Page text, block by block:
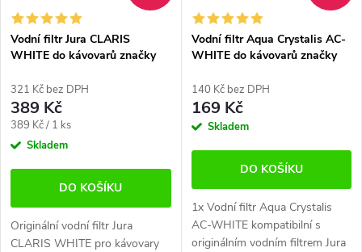
Vodní filtr Jura CLARIS
WHITE do kávovarů značky
321 Kč bez DPH
389 Kč
Měrná
cena:
389 Kč / 1 ks
Skladem
DO KOŠÍKU
Originální vodní filtr Jura
CLARIS WHITE pro kávovary
Vodní filtr Aqua Crystalis AC-
WHITE do kávovarů značky
White)
140 Kč bez DPH
169 Kč
Skladem
DO KOŠÍKU
1x Vodní filtr Aqua Crystalis
AC-WHITE kompatibilní s
originálním vodním filtrem Jura